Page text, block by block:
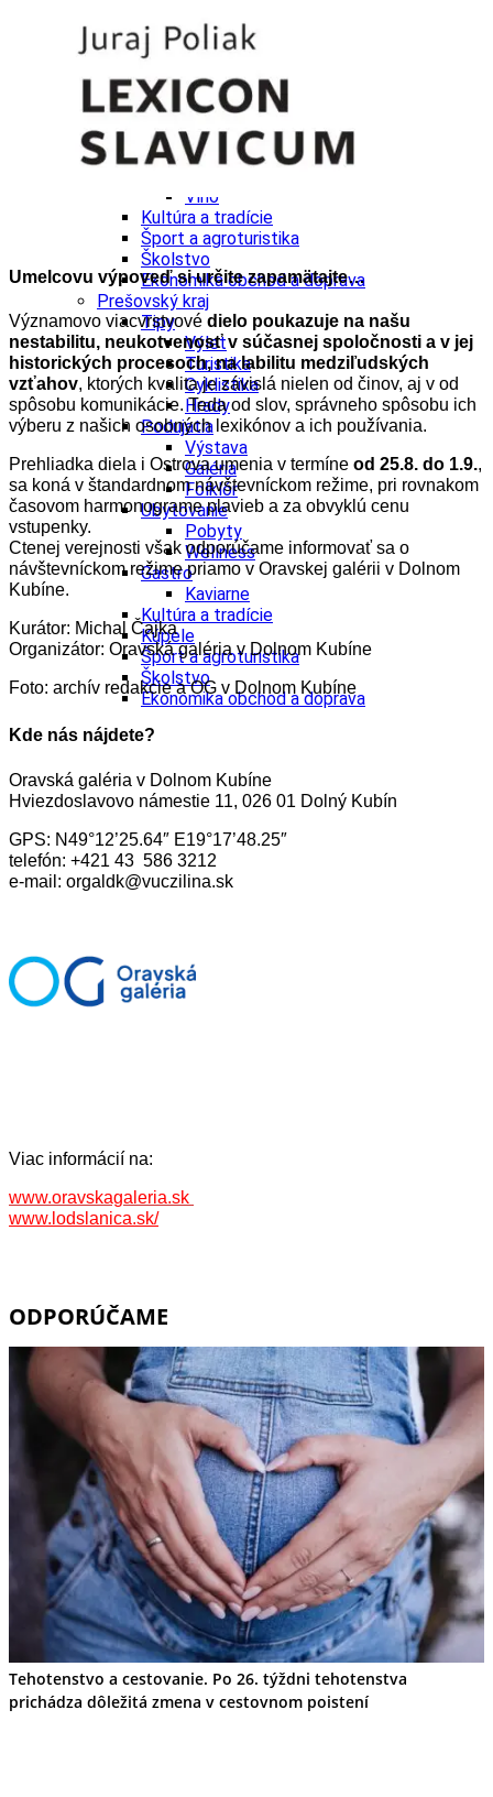
Galéria
Divadlo
Fašiangy
Ubytovanie
Pobyty
Gastro
Víno
Kultúra a tradície
Šport a agroturistika
Školstvo
Ekonomika obchod a doprava
Prešovský kraj
Tipy
Výlet
Turistika
Cyklistika
Hrady
Podujatia
Výstava
Galéria
Folklór
Ubytovanie
Pobyty
Wellness
Gastro
Kaviarne
Kultúra a tradície
Kúpele
Šport a agroturistika
Školstvo
Ekonomika obchod a doprava
Umelcovu výpoveď si určite zapamätajte…
Významovo viacvrstvové dielo poukazuje na našu
nestabilitu, neukotvenosť v súčasnej spoločnosti a v jej
historických procesoch, na labilitu medziľudských
vzťahov, ktorých kvalita je závislá nielen od činov, aj v od
spôsobu komunikácie. Teda od slov, správneho spôsobu ich
výberu z našich osobných lexikónov a ich používania.
Prehliadka diela i Ostrova umenia v termíne od 25.8. do 1.9.,
sa koná v štandardnom návštevníckom režime, pri rovnakom
časovom harmonograme plavieb a za obvyklú cenu
vstupenky.
Ctenej verejnosti však odporúčame informovať sa o
návštevníckom režime priamo v Oravskej galérii v Dolnom
Kubíne.
Kurátor: Michal Čajka
Organizátor: Oravská galéria v Dolnom Kubíne
Foto: archív redakcie a OG v Dolnom Kubíne
Kde nás nájdete?
Oravská galéria v Dolnom Kubíne
Hviezdoslavovo námestie 11, 026 01 Dolný Kubín
GPS: N49°12’25.64″ E19°17’48.25″
telefón: +421 43 586 3212
e-mail: orgaldk@vuczilina.sk
Viac informácií na:
www.oravskagaleria.sk
www.lodslanica.sk/
ODPORÚČAME
Tehotenstvo a cestovanie. Po 26. týždni tehotenstva
prichádza dôležitá zmena v cestovnom poistení